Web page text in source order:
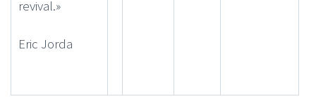
revival.»
Eric Jorda